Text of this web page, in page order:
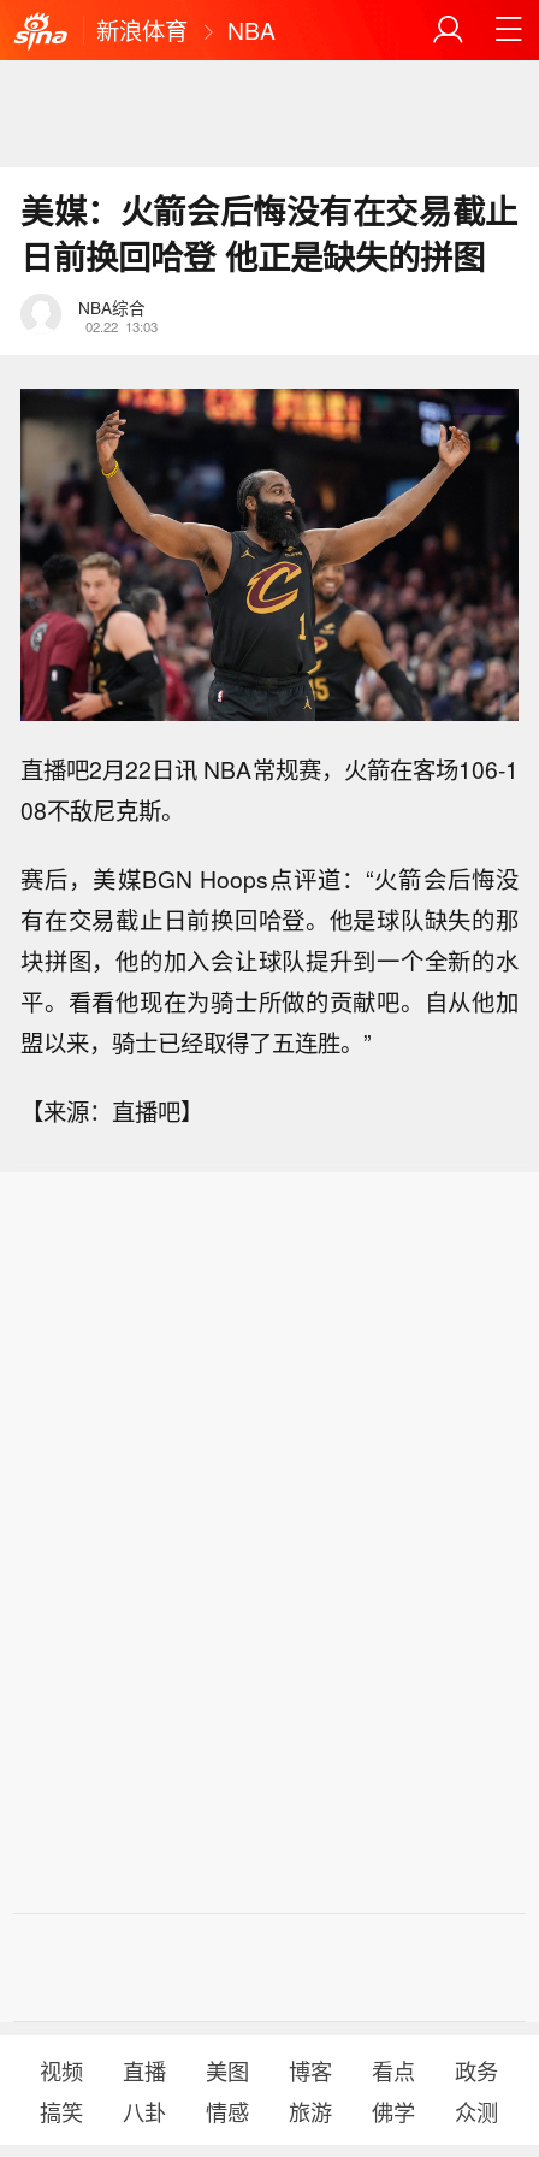
新浪体育 NBA
美媒：火箭会后悔没有在交易截止
日前换回哈登 他正是缺失的拼图
NBA综合
02.22 13:03
直播吧2月22日讯 NBA常规赛，火箭在客场106-1
08不敌尼克斯。
赛后，美媒BGN Hoops点评道：“火箭会后悔没
有在交易截止日前换回哈登。他是球队缺失的那
块拼图，他的加入会让球队提升到一个全新的水
平。看看他现在为骑士所做的贡献吧。自从他加
盟以来，骑士已经取得了五连胜。”
【来源：直播吧】
视频 直播 美图 博客 看点
政务
搞笑
八卦 情感 旅游 佛学 众测